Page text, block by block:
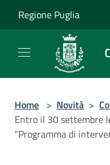
Regione Puglia
Home > Novità >
Entro il 30 settembre
“Programma di